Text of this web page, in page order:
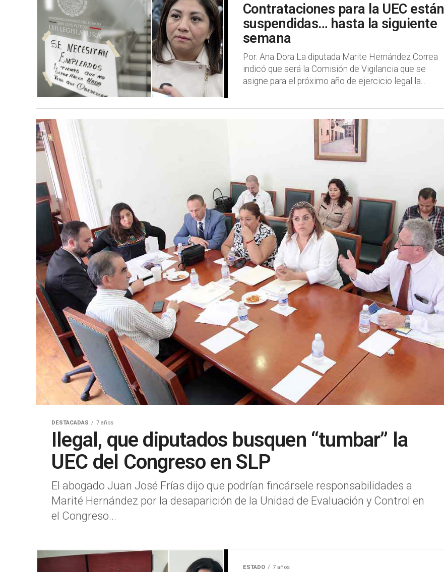
Contrataciones para la UEC están
suspendidas… hasta la siguiente
semana
Por: Ana Dora La diputada Marite Hernández Correa
indicó que será la Comisión de Vigilancia que se
asigne para el próximo año de ejercicio legal la...
DESTACADAS 7 años
Ilegal, que diputados busquen “tumbar” la
UEC del Congreso en SLP
El abogado Juan José Frías dijo que podrían fincársele responsabilidades a
Marité Hernández por la desaparición de la Unidad de Evaluación y Control en
el Congreso...
ESTADO 7 años